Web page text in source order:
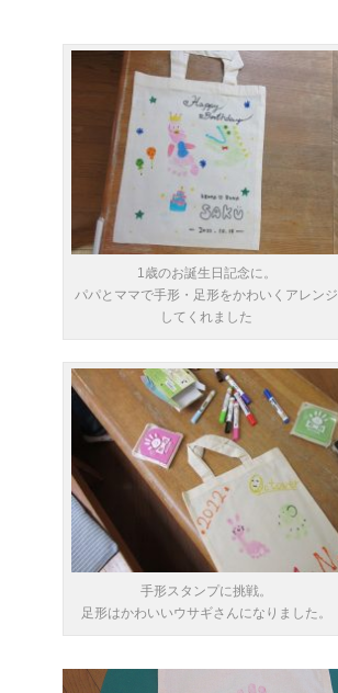
1歳のお誕生日記念に。
パパとママで手形・足形をかわいくアレンジ
してくれました
手形スタンプに挑戦。
足形はかわいいウサギさんになりました。